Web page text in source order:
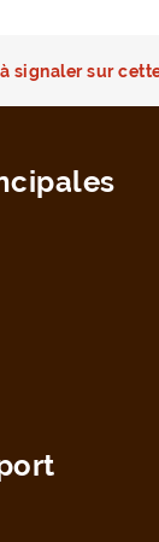
signaler sur